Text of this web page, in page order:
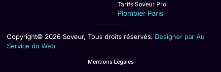
Tarifs Soveur Pro
Plombier Paris
Copyright© 2026 Soveur, Tous droits réservés. Designer par Au
Service du Web
Mentions Légales